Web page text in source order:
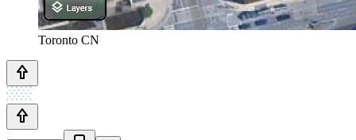
Toronto CN